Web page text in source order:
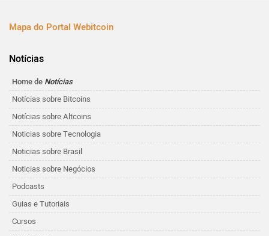
Mapa do Portal Webitcoin
Notícias
Home de Notícias
Notícias sobre Bitcoins
Notícias sobre Altcoins
Noticias sobre Tecnologia
Noticias sobre Brasil
Noticias sobre Negócios
Podcasts
Guias e Tutoriais
Cursos